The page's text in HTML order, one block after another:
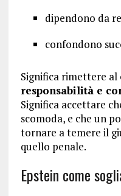
dipendono da
confondono
Significa rimettere al
responsabilità e
Significa accettare
scomoda, e che un
tornare a temere il
quello penale.
Epstein come